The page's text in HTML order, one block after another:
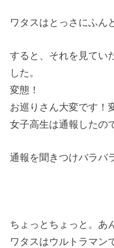
ワタスはとっさにふん
すると、それを見てい
した。
変態！
お巡りさん大変です！
女子高生は通報したの
通報を聞きつけバラバ
ちょっとちょっと。あ
ワタスはウルトラマン